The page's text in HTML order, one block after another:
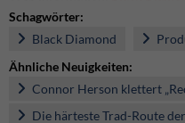
Schagwörter:
Black Diamond
Ähnliche Neuigkeiten:
Connor Herson klettert
Die härteste Trad-Route